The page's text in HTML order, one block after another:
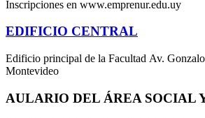
Inscripciones en www.emprenur.edu.uy
EDIFICIO CENTRAL
Edificio principal de la Facultad Av.
Montevideo
AULARIO DEL ÁREA SOCIAL